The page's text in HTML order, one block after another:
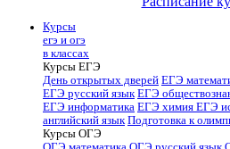
Курсы
егэ и огэ
в классах
Курсы ЕГЭ
День открытых дверей ЕГЭ
ЕГЭ русский язык ЕГЭ
ЕГЭ информатика ЕГЭ химия ЕГЭ
английский язык Подготовка к
Курсы ОГЭ